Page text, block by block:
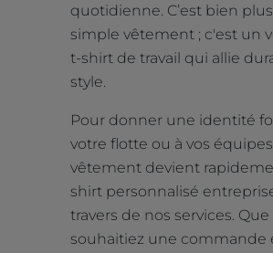
quotidienne. C’est bien
simple vêtement ; c'est un
t-shirt de travail qui allie
style.
Pour donner une identité
votre flotte ou à vos
vêtement devient
shirt personnalisé
travers de nos services. Que
souhaitiez une commande